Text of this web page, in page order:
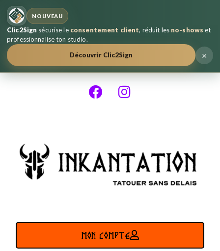
NOUVEAU
Clic2Sign sécurise le consentement client, réduit les no-shows et
professionnalise ton studio.
Découvrir Clic2Sign
×
MON COMPTE